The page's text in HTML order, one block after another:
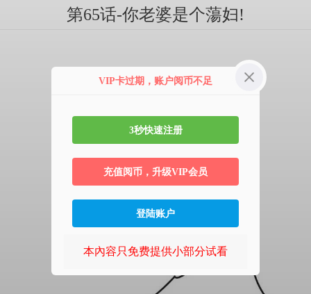
第65话-你老婆是个蕩妇!
VIP卡过期，账户阅币不足
3秒快速注册
充值阅币，升级VIP会员
登陆账户
本內容只免费提供小部分试看